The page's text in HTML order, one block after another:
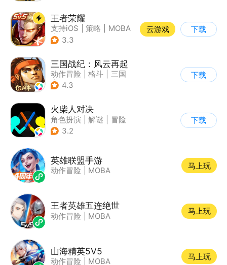
王者荣耀
支持iOS 策略
MOBA
| 奇幻
3.3
云游戏 下载
三国战纪：风云再起
动作冒险 格斗
三国
| 横版过关
4.3
下载
火柴人对决
角色扮演 解谜
冒险
| 挑战破纪录
3.2
下载
英雄联盟手游
动作冒险 MOBA
马上玩
王者英雄五连绝世
动作冒险 MOBA
马上玩
山海精英5V5
动作冒险 MOBA
马上玩